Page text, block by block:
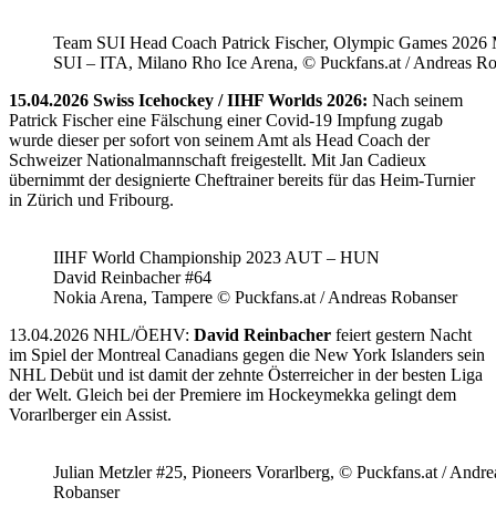
Team SUI Head Coach Patrick Fischer, Olympic Games 2026
SUI – ITA, Milano Rho Ice Arena, © Puckfans.at / Andreas
15.04.2026 Swiss Icehockey / IIHF Worlds 2026: Nach seinem
Patrick Fischer eine Fälschung einer Covid-19 Impfung zugab
wurde dieser per sofort von seinem Amt als Head Coach der
Schweizer Nationalmannschaft freigestellt. Mit Jan Cadieux
übernimmt der designierte Cheftrainer bereits für das Heim-Turnier
in Zürich und Fribourg.
IIHF World Championship 2023 AUT – HUN
David Reinbacher #64
Nokia Arena, Tampere © Puckfans.at / Andreas Robanser
13.04.2026 NHL/ÖEHV: David Reinbacher feiert gestern Nacht
im Spiel der Montreal Canadians gegen die New York Islanders sein
NHL Debüt und ist damit der zehnte Österreicher in der besten Liga
der Welt. Gleich bei der Premiere im Hockeymekka gelingt dem
Vorarlberger ein Assist.
Julian Metzler #25, Pioneers Vorarlberg, © Puckfans.at /
Robanser